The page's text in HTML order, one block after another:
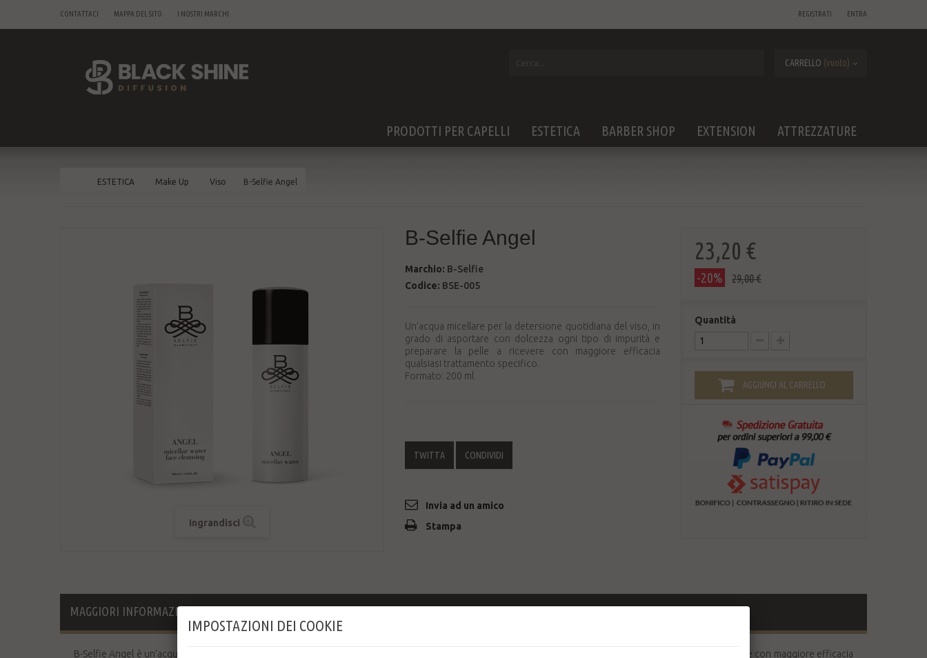
ENTRA
REGISTRATI
CONTATTACI MAPPA DEL SITO I NOSTRI MARCHI
CARRELLO (vuoto)
ATTREZZATURE
EXTENSION
BARBER SHOP
ESTETICA
PRODOTTI PER CAPELLI
ESTETICA Make Up Viso B-Selfie Angel
Ingrandisci
B-Selfie Angel
Marchio: B-Selfie
Codice: BSE-005
Un’acqua micellare per la detersione quotidiana del viso, in
grado di asportare con dolcezza ogni tipo di impurità e
preparare la pelle a ricevere con maggiore efficacia
qualsiasi trattamento specifico.
Formato: 200 ml
TWITTA CONDIVIDI
Invia ad un amico
Stampa
23,20 €
-20% 29,00 €
Quantità
AGGIUNGI AL CARRELLO
MAGGIORI INFORMAZIONI
B-Selfie Angel è un’acqua micellare per la detersione quotidiana del viso, in grado di asportare con dolcezza ogni tipo di impurità e preparare la pelle a ricevere con maggiore efficacia
IMPOSTAZIONI DEI COOKIE